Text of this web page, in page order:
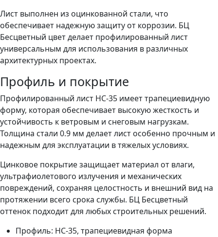
Лист выполнен из оцинкованной стали, что
обеспечивает надежную защиту от коррозии. БЦ
Бесцветный цвет делает профилированный лист
универсальным для использования в различных
архитектурных проектах.
Профиль и покрытие
Профилированный лист НС-35 имеет трапециевидную
форму, которая обеспечивает высокую жесткость и
устойчивость к ветровым и снеговым нагрузкам.
Толщина стали 0.9 мм делает лист особенно прочным и
надежным для эксплуатации в тяжелых условиях.
Цинковое покрытие защищает материал от влаги,
ультрафиолетового излучения и механических
повреждений, сохраняя целостность и внешний вид на
протяжении всего срока службы. БЦ Бесцветный
оттенок подходит для любых строительных решений.
Профиль: НС-35, трапециевидная форма